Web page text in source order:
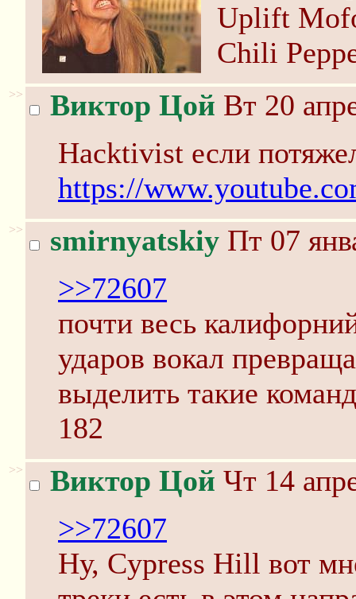
Uplift
Chili
>> Виктор Цой Вт 20
Hacktivist если
https://
>> smirnyatskiy Пт 07
>>72607
почти весь
ударов вокал
выделить такие
182
>> Виктор Цой Чт 14
>>72607
Ну, Cypress Hill вот